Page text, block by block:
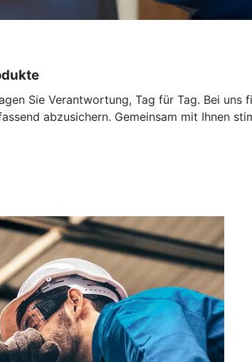
Sie Verantwortung, Tag für Tag. Bei
abzusichern. Gemeinsam mit Ihnen